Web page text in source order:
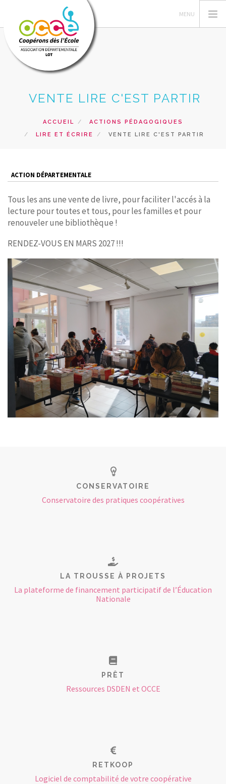
LA COOPÉRATIVE
GÉRER SA COOP'
ACTIONS
CONTACT
VENTE LIRE C'EST PARTIR
ACCUEIL
ACTIONS PÉDAGOGIQUES
LIRE ET ÉCRIRE
VENTE LIRE C'EST PARTIR
ACTION DÉPARTEMENTALE
Tous les ans une vente de livre, pour faciliter l'accés à la
lecture pour toutes et tous, pour les familles et pour
renouveler une bibliothèque !
RENDEZ-VOUS EN MARS 2027 !!!
CONSERVATOIRE
Conservatoire des pratiques coopératives
LA TROUSSE À PROJETS
La plateforme de financement participatif de l’Éducation
Nationale
PRÊT
Ressources DSDEN et OCCE
RETKOOP
Logiciel de comptabilité de votre coopérative